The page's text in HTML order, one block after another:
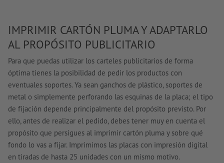
IMPRIMIR CARTÓN PLUMA Y ADAPTARLO
AL PROPÓSITO PUBLICITARIO
Para que puedas utilizar los carteles publicitarios de forma
óptima tienes la posibilidad de pedir los productos con
eventuales soportes. Ya sean ganchos de plástico, soportes de
metal o simplemente perforando las esquinas de la placa; el tipo
de fijación depende principalmente del propósito previsto. Por
ello, antes de realizar el pedido, debes tener muy en cuenta el
propósito que persigues al imprimir cartón pluma y sobre qué
fondo lo vas a fijar. Imprimimos las placas con impresión digital
en tiradas de hasta 25 unidades con un mismo motivo.